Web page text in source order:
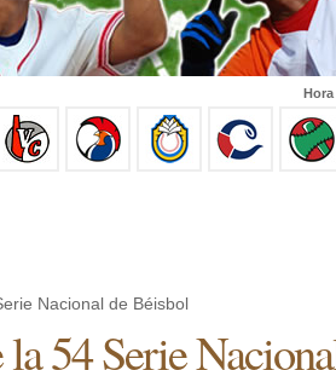
Nacional de Béisbol
54 Serie